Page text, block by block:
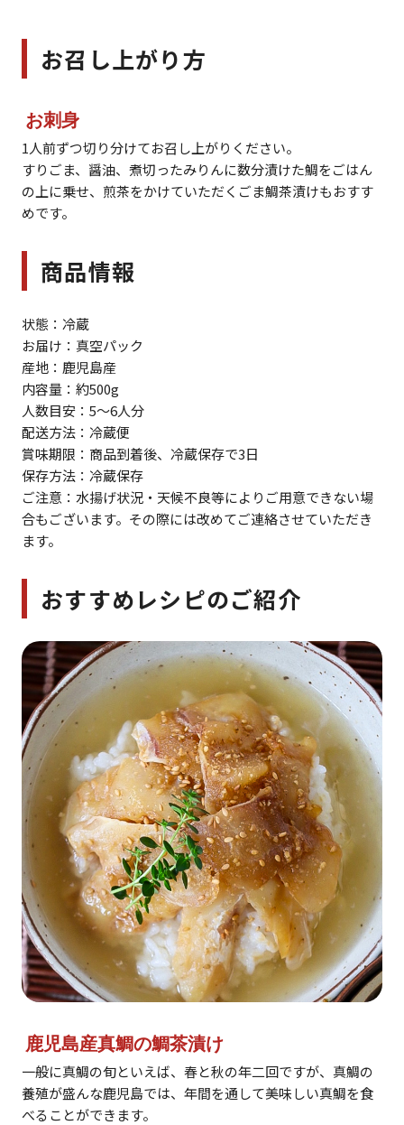
お召し上がり方
お刺身
1人前ずつ切り分けてお召し上がりください。
すりごま、醤油、煮切ったみりんに数分漬けた鯛をごはん
の上に乗せ、煎茶をかけていただくごま鯛茶漬けもおすす
めです。
商品情報
状態：冷蔵
お届け：真空パック
産地：鹿児島産
内容量：約500g
人数目安：5～6人分
配送方法：冷蔵便
賞味期限：商品到着後、冷蔵保存で3日
保存方法：冷蔵保存
ご注意：水揚げ状況・天候不良等によりご用意できない場
合もございます。その際には改めてご連絡させていただき
ます。
おすすめレシピのご紹介
鹿児島産真鯛の鯛茶漬け
一般に真鯛の旬といえば、春と秋の年二回ですが、真鯛の
養殖が盛んな鹿児島では、年間を通して美味しい真鯛を食
べることができます。